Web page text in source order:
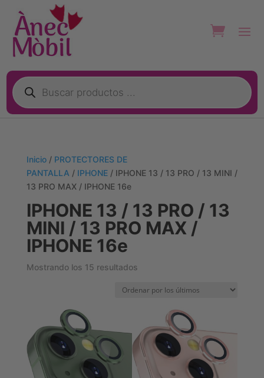
Búsqueda
de
productos
Inicio/ PROTECTORES DE
PANTALLA / IPHONE/ IPHONE 13 / 13 PRO / 13 MINI /
13 PRO MAX / IPHONE 16e
IPHONE 13 / 13 PRO / 13
MINI / 13 PRO MAX /
IPHONE 16e
Mostrando los 15 resultadosOrdenado
los